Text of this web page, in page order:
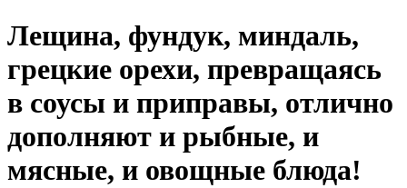
Лещина, фундук, миндаль,
грецкие орехи, превращаясь
в соусы и приправы, отлично
дополняют и рыбные, и
мясные, и овощные блюда!